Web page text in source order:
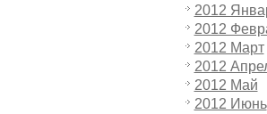
2012
2012
2012 Март
2012
2012 Май
2012 Июнь